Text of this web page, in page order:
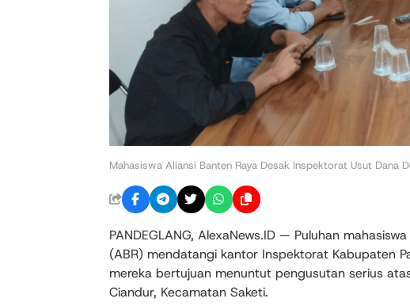
Mahasiswa Aliansi Banten Raya Desak Inspektorat Usut Dana
PANDEGLANG, AlexaNews.ID — Puluhan
(ABR) mendatangi kantor Inspektorat Kabupaten
mereka bertujuan menuntut pengusutan serius
Ciandur, Kecamatan Saketi.